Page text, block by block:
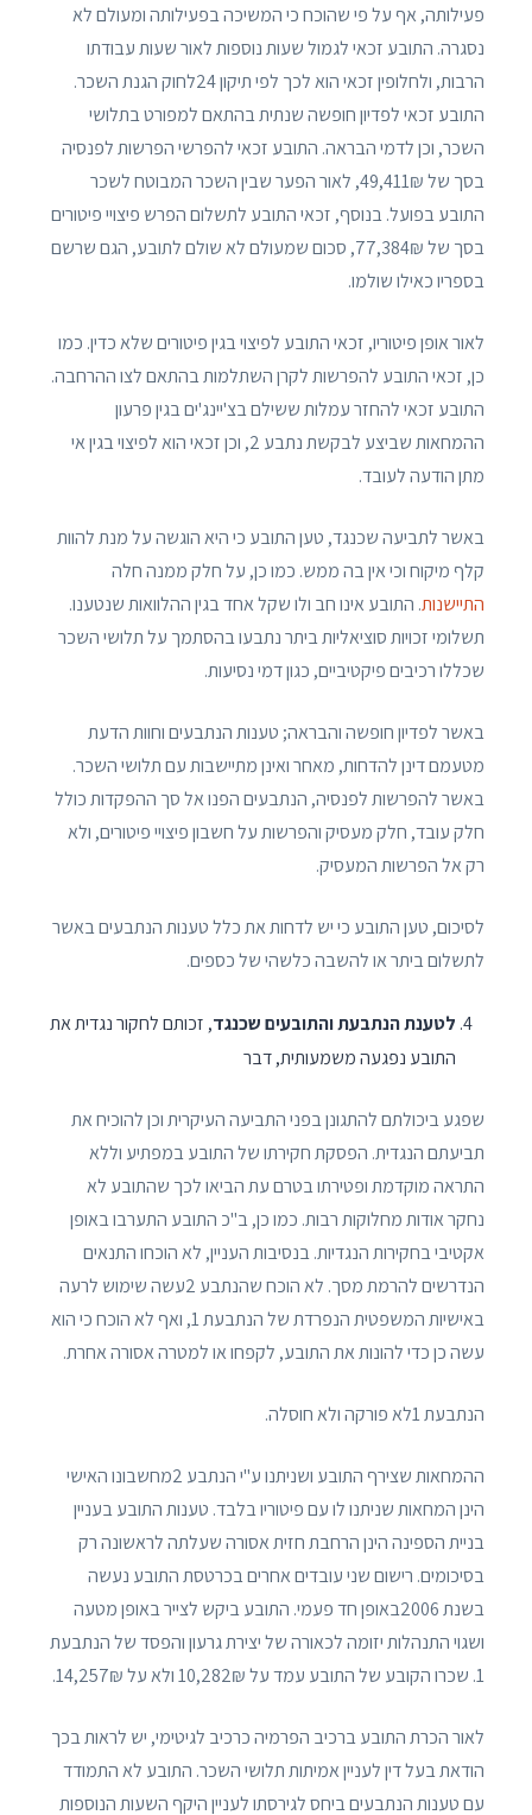
פעילותה, אף על פי שהוכח כי המשיכה בפעילותה ומעולם לא
נסגרה. התובע זכאי לגמול שעות נוספות לאור שעות עבודתו
הרבות, ולחלופין זכאי הוא לכך לפי תיקון 24לחוק הגנת השכר.
התובע זכאי לפדיון חופשה שנתית בהתאם למפורט בתלושי
השכר, וכן לדמי הבראה. התובע זכאי להפרשי הפרשות לפנסיה
בסך של 49,411₪, לאור הפער שבין השכר המבוטח לשכר
התובע בפועל. בנוסף, זכאי התובע לתשלום הפרש פיצויי פיטורים
בסך של 77,384₪, סכום שמעולם לא שולם לתובע, הגם שרשם
בספריו כאילו שולמו.
לאור אופן פיטוריו, זכאי התובע לפיצוי בגין פיטורים שלא כדין. כמו
כן, זכאי התובע להפרשות לקרן השתלמות בהתאם לצו ההרחבה.
התובע זכאי להחזר עמלות ששילם בצ'יינג'ים בגין פרעון
ההמחאות שביצע לבקשת נתבע 2, וכן זכאי הוא לפיצוי בגין אי
מתן הודעה לעובד.
באשר לתביעה שכנגד, טען התובע כי היא הוגשה על מנת להוות
קלף מיקוח וכי אין בה ממש. כמו כן, על חלק ממנה חלה
התיישנות. התובע אינו חב ולו שקל אחד בגין ההלוואות שנטענו.
תשלומי זכויות סוציאליות ביתר נתבעו בהסתמך על תלושי השכר
שכללו רכיבים פיקטיביים, כגון דמי נסיעות.
באשר לפדיון חופשה והבראה; טענות הנתבעים וחוות הדעת
מטעמם דינן להדחות, מאחר ואינן מתיישבות עם תלושי השכר.
באשר להפרשות לפנסיה, הנתבעים הפנו אל סך ההפקדות כולל
חלק עובד, חלק מעסיק והפרשות על חשבון פיצויי פיטורים, ולא
רק אל הפרשות המעסיק.
לסיכום, טען התובע כי יש לדחות את כלל טענות הנתבעים באשר
לתשלום ביתר או להשבה כלשהי של כספים.
לטענת הנתבעת והתובעים שכנגד, זכותם לחקור נגדית את
התובע נפגעה משמעותית, דבר
שפגע ביכולתם להתגונן בפני התביעה העיקרית וכן להוכיח את
תביעתם הנגדית. הפסקת חקירתו של התובע במפתיע וללא
התראה מוקדמת ופטירתו בטרם עת הביאו לכך שהתובע לא
נחקר אודות מחלוקות רבות. כמו כן, ב"כ התובע התערבו באופן
אקטיבי בחקירות הנגדיות. בנסיבות העניין, לא הוכחו התנאים
הנדרשים להרמת מסך. לא הוכח שהנתבע 2עשה שימוש לרעה
באישיות המשפטית הנפרדת של הנתבעת 1, ואף לא הוכח כי הוא
עשה כן כדי להונות את התובע, לקפחו או למטרה אסורה אחרת.
הנתבעת 1לא פורקה ולא חוסלה.
ההמחאות שצירף התובע ושניתנו ע"י הנתבע 2מחשבונו האישי
הינן המחאות שניתנו לו עם פיטוריו בלבד. טענות התובע בעניין
בניית הספינה הינן הרחבת חזית אסורה שעלתה לראשונה רק
בסיכומים. רישום שני עובדים אחרים בכרטסת התובע נעשה
בשנת 2006באופן חד פעמי. התובע ביקש לצייר באופן מטעה
ושגוי התנהלות יזומה לכאורה של יצירת גרעון והפסד של הנתבעת
1. שכרו הקובע של התובע עמד על 10,282₪ ולא על 14,257₪.
לאור הכרת התובע ברכיב הפרמיה כרכיב לגיטימי, יש לראות בכך
הודאת בעל דין לעניין אמיתות תלושי השכר. התובע לא התמודד
עם טענות הנתבעים ביחס לגירסתו לעניין היקף השעות הנוספות